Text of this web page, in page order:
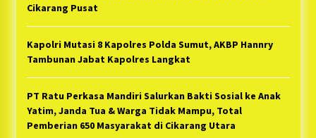
Cikarang Pusat
Kapolri Mutasi 8 Kapolres Polda Sumut, AKBP Hannry
Tambunan Jabat Kapolres Langkat
PT Ratu Perkasa Mandiri Salurkan Bakti Sosial ke Anak
Yatim, Janda Tua & Warga Tidak Mampu, Total
Pemberian 650 Masyarakat di Cikarang Utara